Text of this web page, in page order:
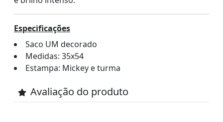
Especificações
Saco UM decorado
Medidas: 35x54
Estampa: Mickey e turma
Avaliação do produto